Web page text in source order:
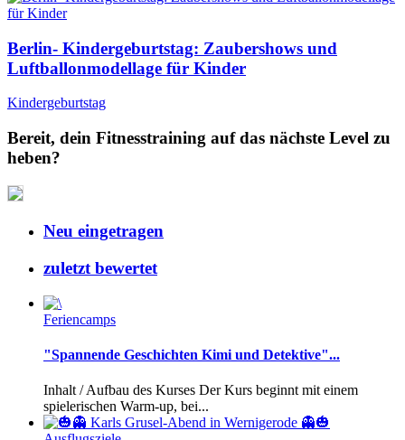
Berlin- Kindergeburtstag: Zaubershows und
Luftballonmodellage für Kinder
Kindergeburtstag
Bereit, dein Fitnesstraining auf das nächste Level zu
heben?
Neu eingetragen
zuletzt bewertet
Feriencamps
"Spannende Geschichten Kimi und Detektive"...
Inhalt / Aufbau des Kurses Der Kurs beginnt mit einem
spielerischen Warm-up, bei...